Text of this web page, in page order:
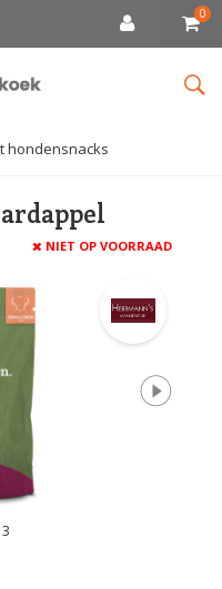
0
hondensnacks
NIET OP VOORRAAD